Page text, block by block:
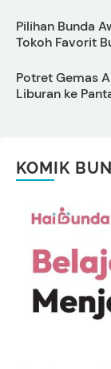
Pilihan Bunda
Tokoh Favorit
Potret Gemas
Liburan ke
KOMIK